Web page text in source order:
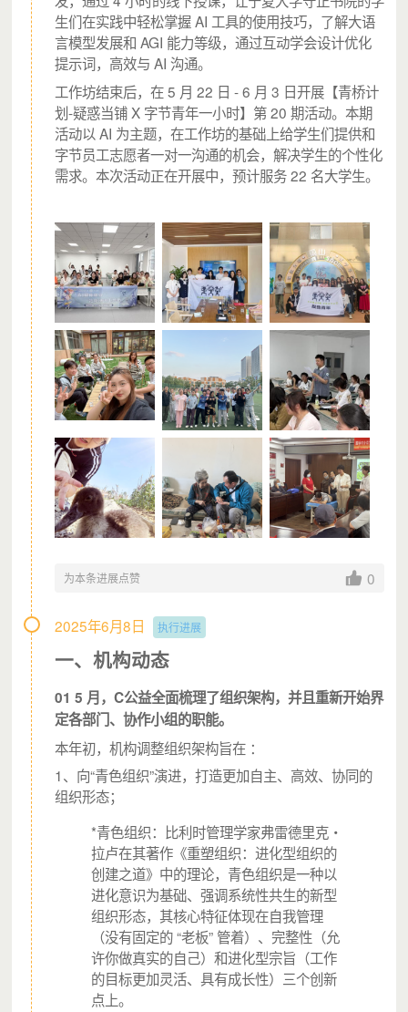
截至 2021.6.5，我们共举办：
15 场“我的梦 我的路”公益宣讲会，共邀请 75 名刚
刚步入大学的学长学姐，重返高中校园，为学弟学
妹带来自我认知、学习经验、心理调节、专业介绍
相关的经验分享，有 7500 名高中生因此受益。
- 职场青年项目 -
（眼界和认知提升）
C公益职场青年项目自 2019 年开展，
Talks 结缘了。
参加活动后她“沸腾了”，没想到在西北还有思想相对前沿
的剧院式演讲。此后宁宁又接触、参与了C公益的其他活
动。
她从C公益里年轻的伙伴身上，学到了如何策划活动。她
思考C公益举办活动会怎么做？每一个环节在整个流程中
有什么作用？还有哪些资源我可以去利用？
她从一同参与活动的伙伴身上，学到了如何教育孩子。我
的孩子为什么会这么做？他有什么需求？她能够更加耐心
地陪伴孩子。
接触到了优秀、积极的伙伴，
生们在实践中轻松掌握 AI 工具的使用技巧，了解大语
言模型发展和 AGI 能力等级，通过互动学会设计优化
提示词，高效与 AI 沟通。
工作坊结束后，在 5 月 22 日 - 6 月 3 日开展【青桥计
划-疑惑当铺 X 字节青年一小时】第 20 期活动。本期
活动以 AI 为主题，在工作坊的基础上给学生们提供和
字节员工志愿者一对一沟通的机会，解决学生的个性化
需求。本次活动正在开展中，预计服务 22 名大学生。
为本条进展点赞 0
2025年6月8日 执行进展
一、机构动态
01 5 月，C公益全面梳理了组织架构，并且重新开始界
定各部门、协作小组的职能。
本年初，机构调整组织架构旨在 ：
1、向“青色组织”演进，打造更加自主、高效、协同的
组织形态；
*青色组织：比利时管理学家弗雷德里克・
拉卢在其著作《重塑组织：进化型组织的
创建之道》中的理论，青色组织是一种以
进化意识为基础、强调系统性共生的新型
组织形态，其核心特征体现在自我管理
（没有固定的 “老板” 管着）、完整性（允
许你做真实的自己）和进化型宗旨（工作
的目标更加灵活、具有成长性）三个创新
点上。